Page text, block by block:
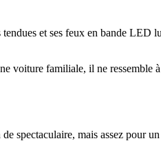
et ses feux en bande
voiture familiale, il ne ressemble
de spectaculaire, mais assez pour